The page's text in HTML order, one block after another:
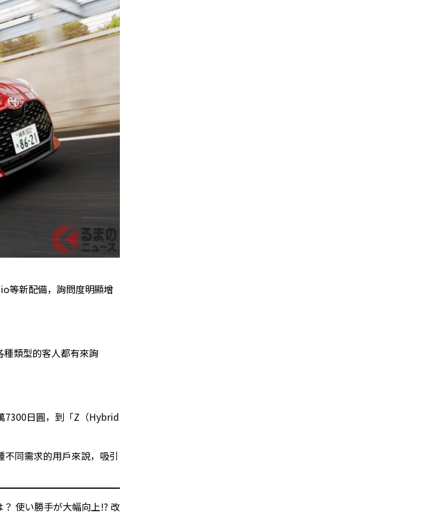
等新配備，詢問度明顯增
類型的客人都有來詢
7300日圓，到「Z（Hybrid
同需求的用戶來說，吸引
使い勝手が大幅向上!? 改